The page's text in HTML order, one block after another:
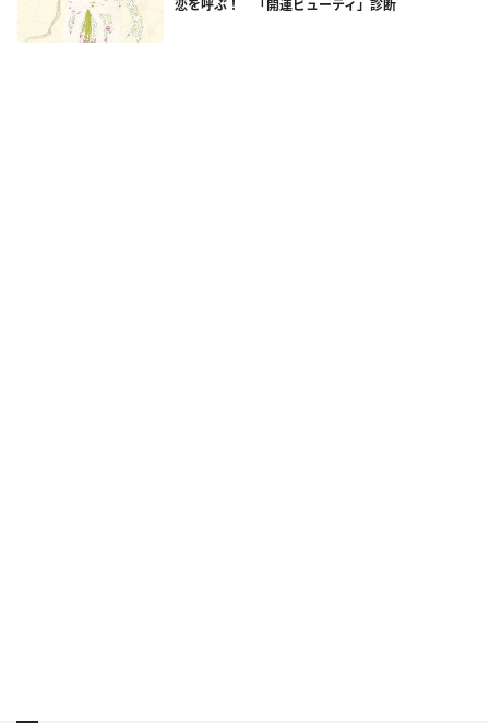
恋を呼ぶ！ 「開運ビューティ」診断